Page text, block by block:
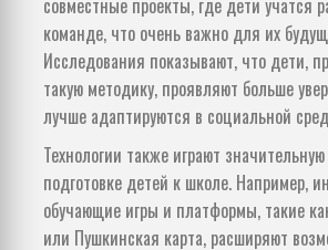
команде, что очень важно для их
Исследования показывают, что дети,
такую методику, проявляют больше
лучше адаптируются в социальной
Технологии также играют
подготовке детей к школе. Например,
обучающие игры и платформы, такие
или Пушкинская карта, расширяют